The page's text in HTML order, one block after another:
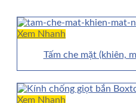
Xem Nhanh
Tấm che mặt (khiên,
Xem Nhanh